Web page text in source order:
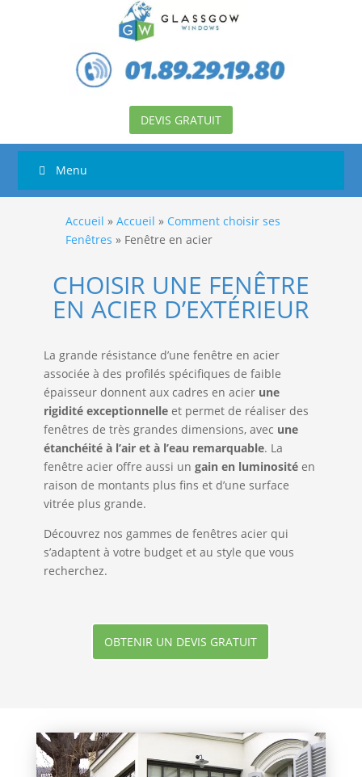
DEVIS GRATUIT
Menu
Accueil » Accueil » Comment choisir ses
Fenêtres » Fenêtre en acier
CHOISIR UNE FENÊTRE
EN ACIER D’EXTÉRIEUR
La grande résistance d’une fenêtre en acier
associée à des profilés spécifiques de faible
épaisseur donnent aux cadres en acier une
rigidité exceptionnelleet permet de réaliser des
fenêtres de très grandes dimensions, avec une
étanchéité à l’air et à l’eau remarquable. La
fenêtre acier offre aussi un gain en luminositéen
raison de montants plus fins et d’une surface
vitrée plus grande.
Découvrez nos gammes de fenêtres acier qui
s’adaptent à votre budget et au style que vous
recherchez.
OBTENIR UN DEVIS GRATUIT